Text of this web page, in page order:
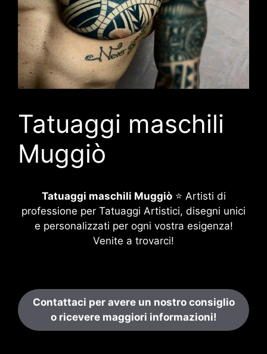
Tatuaggi maschili
Muggiò
Tatuaggi maschili Muggiò⭐ Artisti di
professione per Tatuaggi Artistici, disegni unici
e personalizzati per ogni vostra esigenza!
Venite a trovarci!
Contattaci per avere un nostro consiglio
o ricevere maggiori informazioni!